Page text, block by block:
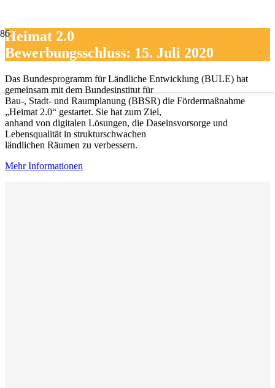
Heimat 2.0
Bewerbungsschluss: 15. Juli 2020
Das Bundesprogramm für Ländliche Entwicklung (BULE) hat
gemeinsam mit dem Bundesinstitut für
Bau-, Stadt- und Raumplanung (BBSR) die Fördermaßnahme
„Heimat 2.0“ gestartet. Sie hat zum Ziel,
anhand von digitalen Lösungen, die Daseinsvorsorge und
Lebensqualität in strukturschwachen
ländlichen Räumen zu verbessern.
Mehr Informationen